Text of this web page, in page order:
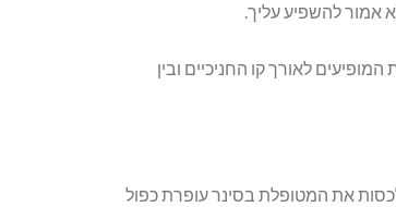
אמור להשפיע עליך.
לאורך קו החניכיים ובין
לכסות את המטופלת בסינר עופרת כפול